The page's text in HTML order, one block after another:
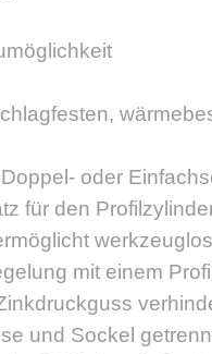
oder
für den
mit einem
und Sockel